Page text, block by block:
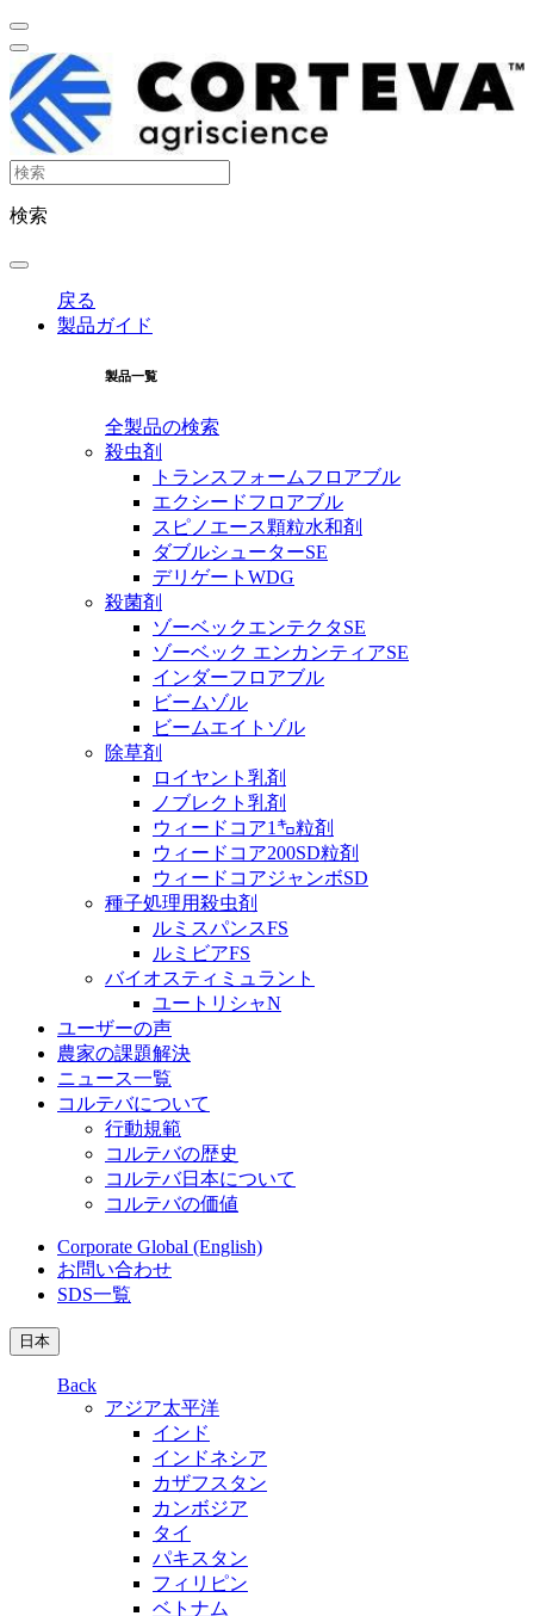
検索
戻る
製品ガイド
製品一覧
全製品の検索
殺虫剤
トランスフォームフロアブル
エクシードフロアブル
スピノエース顆粒水和剤
ダブルシューターSE
デリゲートWDG
殺菌剤
ゾーベックエンテクタSE
ゾーベック エンカンティアSE
インダーフロアブル
ビームゾル
ビームエイトゾル
除草剤
ロイヤント乳剤
ノブレクト乳剤
ウィードコア1㌔粒剤
ウィードコア200SD粒剤
ウィードコアジャンボSD
種子処理用殺虫剤
ルミスパンスFS
ルミビアFS
バイオスティミュラント
ユートリシャN
ユーザーの声
農家の課題解決
ニュース一覧
コルテバについて
行動規範
コルテバの歴史
コルテバ日本について
コルテバの価値
Corporate Global (English)
お問い合わせ
SDS一覧
日本
Back
アジア太平洋
インド
インドネシア
カザフスタン
カンボジア
タイ
パキスタン
フィリピン
ベトナム